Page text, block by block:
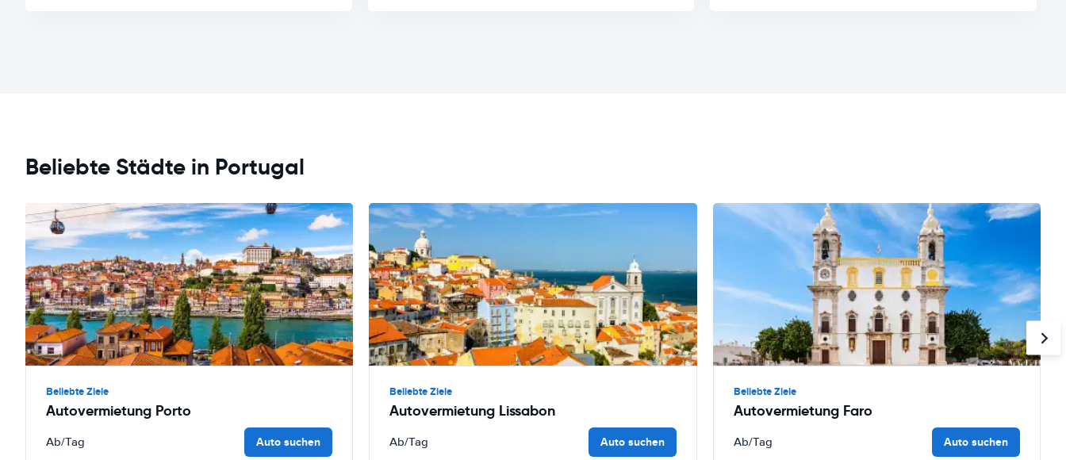
Beliebte Städte in Portugal
Beliebte Ziele
Autovermietung Porto
Ab/Tag Auto suchen
Beliebte Ziele
Autovermietung Lissabon
Ab/Tag Auto suchen
Beliebte Ziele
Autovermietung Faro
Ab/Tag Auto suchen